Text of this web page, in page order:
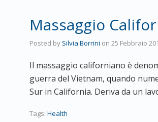
Massaggio
Posted by Silvia Borrini on 25 Febbraio
Il massaggio californiano è
guerra del Vietnam, quando
Sur in California. Deriva da un
Tags: Health